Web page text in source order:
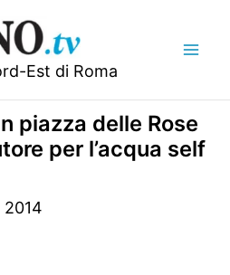
Est di Roma
piazza delle Rose
per l’acqua self
2014